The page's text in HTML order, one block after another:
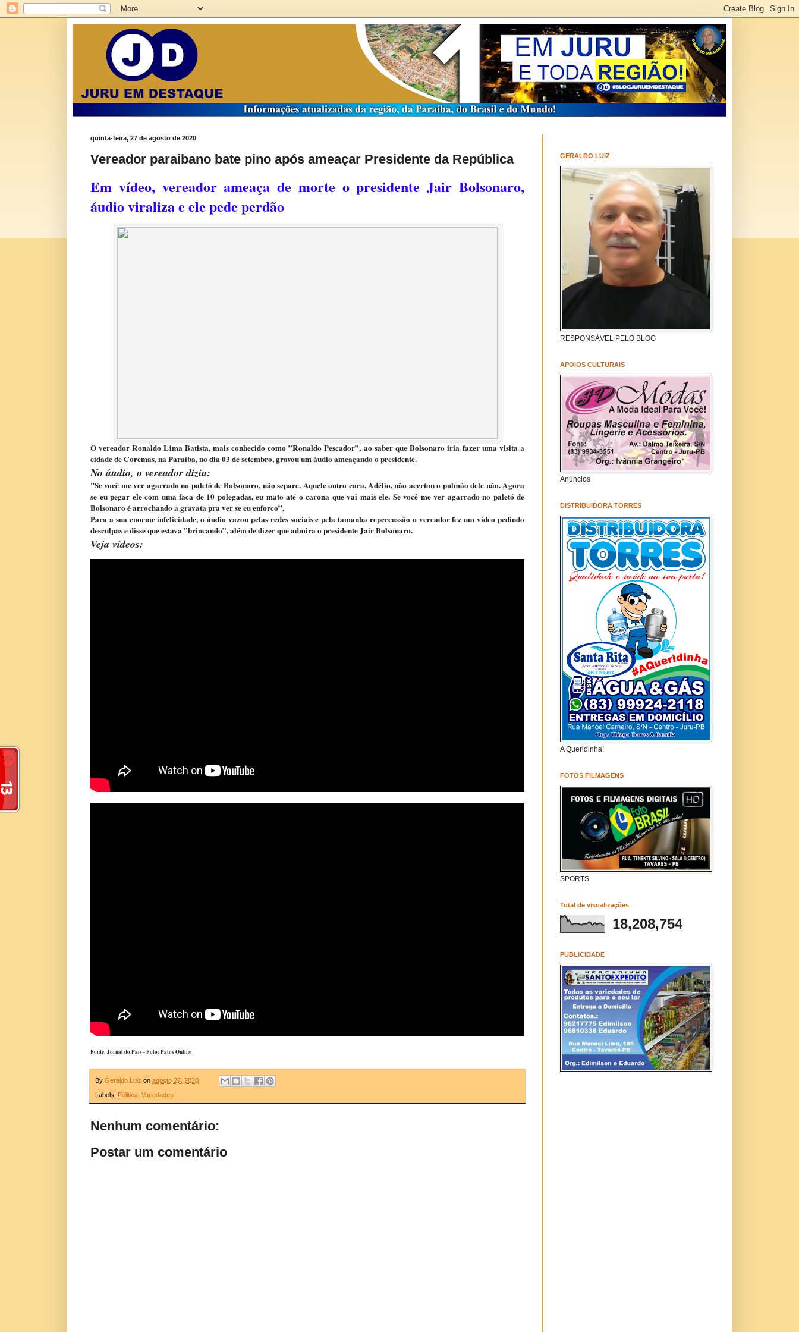
quinta-feira, 27 de agosto de 2020
Vereador paraibano bate pino após ameaçar Presidente da República
Em vídeo, vereador ameaça de morte o presidente Jair Bolsonaro,
áudio viraliza e ele pede perdão
O vereador Ronaldo Lima Batista, mais conhecido como ”Ronaldo Pescador”, ao saber que Bolsonaro iria fazer uma visita a
cidade de Coremas, na Paraíba, no dia 03 de setembro, gravou um áudio ameaçando o presidente.
No áudio, o vereador dizia:
"Se você me ver agarrado no paletó de Bolsonaro, não separe. Aquele outro cara, Adélio, não acertou o pulmão dele não. Agora
se eu pegar ele com uma faca de 10 polegadas, eu mato até o carona que vai mais ele. Se você me ver agarrado no paletó de
Bolsonaro é arrochando a gravata pra ver se eu enforco”,
Para a sua enorme infelicidade, o áudio vazou pelas redes sociais e pela tamanha repercussão o vereador fez um vídeo pedindo
desculpas e disse que estava ”brincando”, além de dizer que admira o presidente Jair Bolsonaro.
Veja vídeos:
Fonte: Jornal do País - Foto: Patos Online
By Geraldo Luiz on agosto 27, 2020
Labels: Politica Variedades
Nenhum comentário:
Postar um comentário
GERALDO LUIZ
RESPONSÁVEL PELO BLOG
APOIOS CULTURAIS
Anúncios
DISTRIBUIDORA TORRES
A Queridinha!
FOTOS FILMAGENS
SPORTS
Total de visualizações
18,208,754
PUBLICIDADE